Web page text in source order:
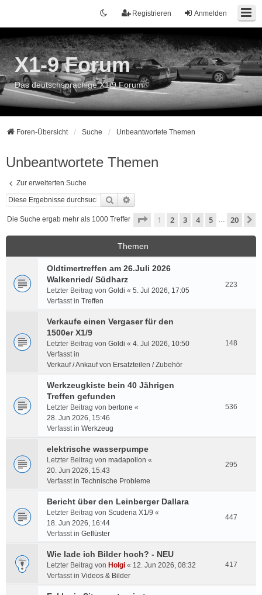
Anmelden
Registrieren
X1-9 Forum
Das deutschsprachige X1/9 Forum
Foren-Übersicht Suche Unbeantwortete Themen
Unbeantwortete Themen
Zur erweiterten Suche
Suche
Die Suche ergab mehr als 1000 Treffer Seite 1von 20
1 2 3 4 5 … 20
Themen
Oldtimertreffen am 26.Juli 2026
Walkenried/ Südharz
Letzter Beitrag von Goldi « 5. Jul 2026, 17:05
Verfasst in Treffen
223
Verkaufe einen Vergaser für den
1500er X1/9
Letzter Beitrag von Goldi « 4. Jul 2026, 10:50
Verfasst in
Verkauf / Ankauf von Ersatzteilen / Zubehör
148
Werkzeugkiste bein 40 Jährigen
Treffen gefunden
Letzter Beitrag von bertone «
28. Jun 2026, 15:46
Verfasst in Werkzeug
536
elektrische wasserpumpe
Letzter Beitrag von madapollon «
20. Jun 2026, 15:43
Verfasst in Technische Probleme
295
Bericht über den Leinberger Dallara
Letzter Beitrag von Scuderia X1/9 «
18. Jun 2026, 16:44
Verfasst in Geflüster
447
Wie lade ich Bilder hoch? - NEU
Letzter Beitrag von Holgi « 12. Jun 2026, 08:32
Verfasst in Videos & Bilder
417